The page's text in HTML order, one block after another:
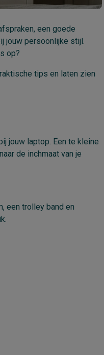
een goede
jouw persoonlijke stijl.
op?
tips en laten zien
jouw laptop. Een te kleine
de inchmaat van je
een trolley band en